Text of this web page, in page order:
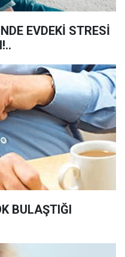
EVDEKİ STRESİ
BULAŞTIĞI